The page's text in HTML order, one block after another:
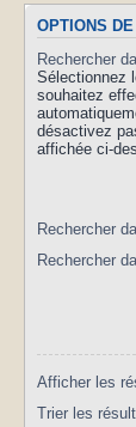
OPTIONS
Rechercher
Sélectionnez
souhaitez
désactivez
affichée ci-
Rechercher
Rechercher
Afficher les
Trier les